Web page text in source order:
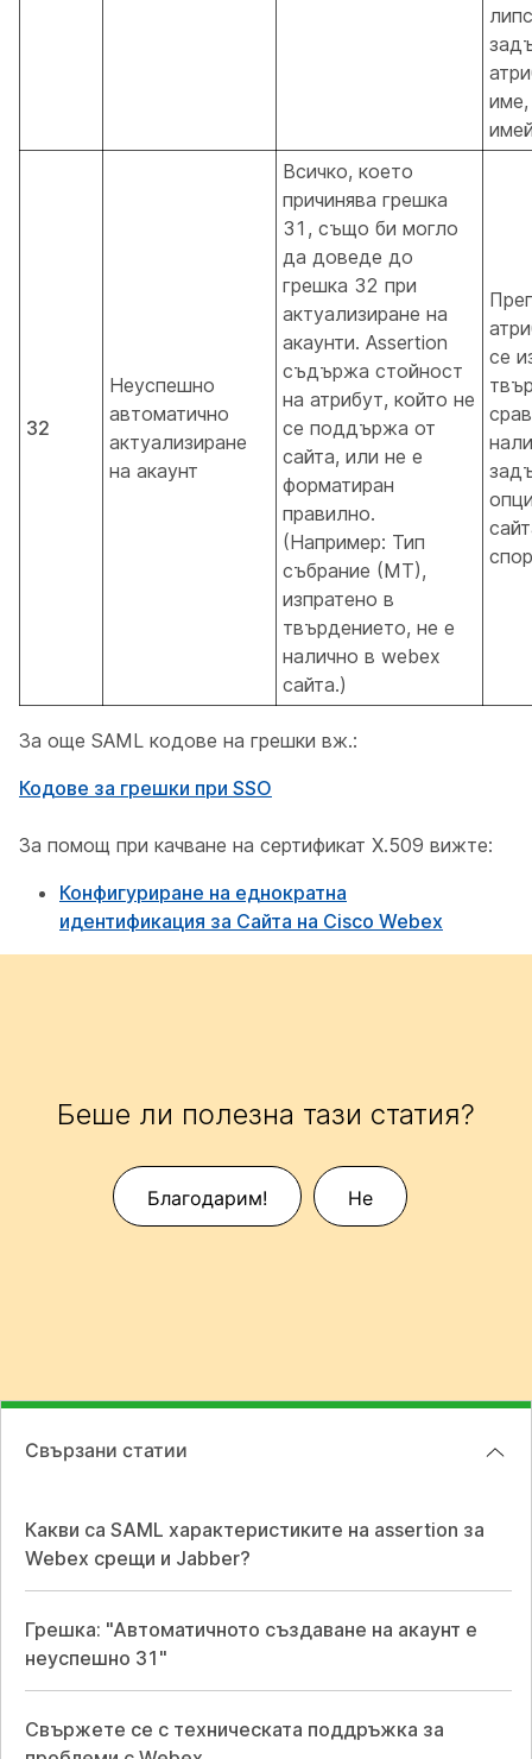
32
Неуспешно
автоматично
актуализиране
на акаунт
Всичко, което
причинява грешка
31, също би могло
да доведе до
грешка 32 при
актуализиране на
акаунти. Assertion
съдържа стойност
на атрибут, който не
се поддържа от
сайта, или не е
форматиран
правилно.
(Например: Тип
събрание (МТ),
изпратено в
твърдението, не е
налично в webex
сайта.)
се
За още SAML кодове на грешки вж.:
Кодове за грешки при SSO
За помощ при качване на сертификат X.509 вижте:
Конфигуриране на еднократна
идентификация за Сайта на Cisco Webex
Беше ли полезна тази статия?
Благодарим! Не
Свързани статии
Какви са SAML характеристиките на assertion за
Webex срещи и Jabber?
Грешка: "Автоматичното създаване на акаунт е
неуспешно 31"
Свържете се с техническата поддръжка за